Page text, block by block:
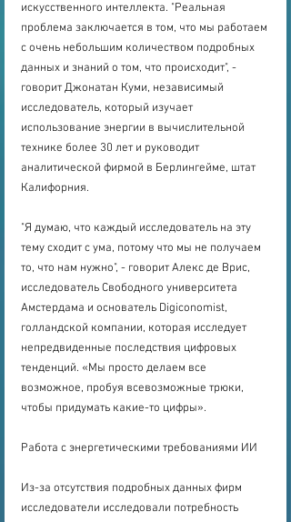
искусственного интеллекта. "Реальная
проблема заключается в том, что мы работаем
с очень небольшим количеством подробных
данных и знаний о том, что происходит", -
говорит Джонатан Куми, независимый
исследователь, который изучает
использование энергии в вычислительной
технике более 30 лет и руководит
аналитической фирмой в Берлингейме, штат
Калифорния.
"Я думаю, что каждый исследователь на эту
тему сходит с ума, потому что мы не получаем
то, что нам нужно", - говорит Алекс де Врис,
исследователь Свободного университета
Амстердама и основатель Digiconomist,
голландской компании, которая исследует
непредвиденные последствия цифровых
тенденций. «Мы просто делаем все
возможное, пробуя всевозможные трюки,
чтобы придумать какие-то цифры».
Работа с энергетическими требованиями ИИ
Из-за отсутствия подробных данных фирм
исследователи исследовали потребность